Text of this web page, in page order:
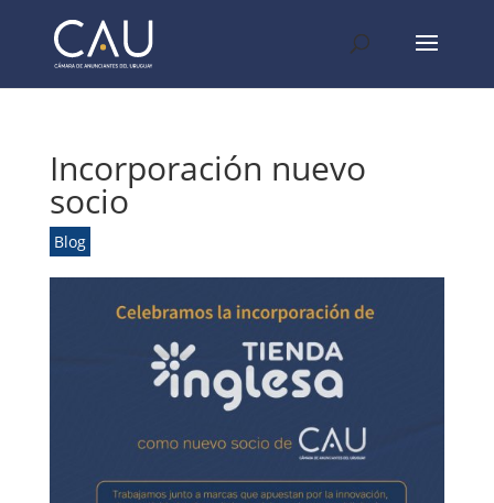
Incorporación nuevo
socio
Blog